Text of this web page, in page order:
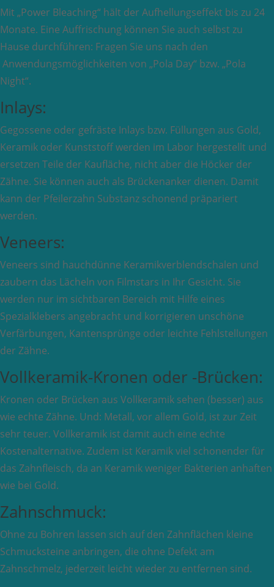
Mit „Power Bleaching“ hält der Aufhellungseffekt bis zu 24
Monate. Eine Auffrischung können Sie auch selbst zu
Hause durchführen: Fragen Sie uns nach den
Anwendungsmöglichkeiten von „Pola Day“ bzw. „Pola
Night“.
Inlays:
Gegossene oder gefräste Inlays bzw. Füllungen aus Gold,
Keramik oder Kunststoff werden im Labor hergestellt und
ersetzen Teile der Kaufläche, nicht aber die Höcker der
Zähne. Sie können auch als Brückenanker dienen. Damit
kann der Pfeilerzahn Substanz schonend präpariert
werden.
Veneers:
Veneers sind hauchdünne Keramikverblendschalen und
zaubern das Lächeln von Filmstars in Ihr Gesicht. Sie
werden nur im sichtbaren Bereich mit Hilfe eines
Spezialklebers angebracht und korrigieren unschöne
Verfärbungen, Kantensprünge oder leichte Fehlstellungen
der Zähne.
Vollkeramik-Kronen oder -Brücken:
Kronen oder Brücken aus Vollkeramik sehen (besser) aus
wie echte Zähne. Und: Metall, vor allem Gold, ist zur Zeit
sehr teuer. Vollkeramik ist damit auch eine echte
Kostenalternative. Zudem ist Keramik viel schonender für
das Zahnfleisch, da an Keramik weniger Bakterien anhaften
wie bei Gold.
Zahnschmuck:
Ohne zu Bohren lassen sich auf den Zahnflächen kleine
Schmucksteine anbringen, die ohne Defekt am
Zahnschmelz, jederzeit leicht wieder zu entfernen sind.